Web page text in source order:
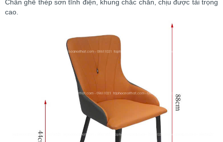
Chân ghế thép sơn tĩnh điện, khung chắc chắn, chịu được tải trọng
cao.